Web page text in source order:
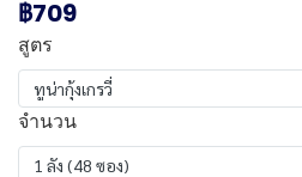
฿709
สูตร
ทูน่ากุ้งเกรวี่
จำนวน
1 ลัง (48 ซอง)